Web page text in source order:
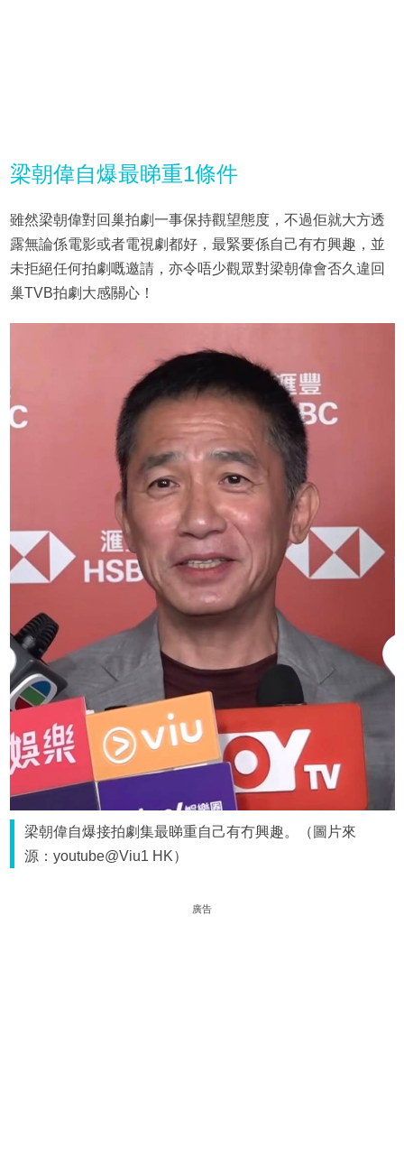
梁朝偉自爆最睇重1條件
雖然梁朝偉對回巢拍劇一事保持觀望態度，不過佢就大方透
露無論係電影或者電視劇都好，最緊要係自己有冇興趣，並
未拒絕任何拍劇嘅邀請，亦令唔少觀眾對梁朝偉會否久違回
巢TVB拍劇大感關心！
梁朝偉自爆接拍劇集最睇重自己有冇興趣。（圖片來
源：youtube@Viu1 HK）
廣告